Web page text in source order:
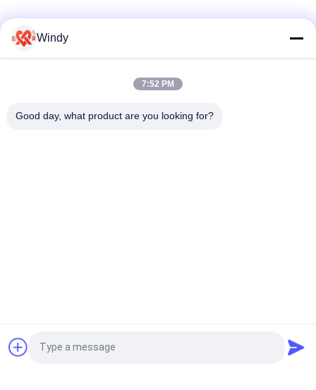
প্রাকৃতিক রাবার ফোম ভরা নৌকা ভাড়াগুলি হালকা ওজনহীন 24 মাসের ওয়্যারেন্টি
আইএসও শংসাপত্রযুক্ত ফেনা পূর্ণ ফেন্ডার শক্তি অযৌক্তিক উচ্চ পারফরম্যান্স শোষণ করে
বার্জ নৌকাগুলির জন্য ২.০ মিটার ব্যাসের পলিথিন ফেনা পূর্ণ ফেন্ডারগুলি 3.5 মি দৈর্ঘ্য
ফোম ভরা ফেন্ডার
Windy
7:52 PM
Good day, what product are you looking for?